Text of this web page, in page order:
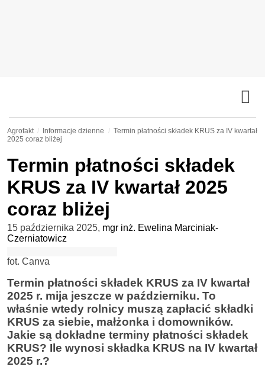
Agrofakt Informacje dzienne
Termin płatności składek KRUS za IV kwartał
2025 coraz bliżej
Termin płatności składek
KRUS za IV kwartał 2025
coraz bliżej
15 października 2025, mgr inż. Ewelina Marciniak-
Czerniatowicz
fot. Canva
Termin płatności składek KRUS za IV kwartał
2025 r. mija jeszcze w październiku. To
właśnie wtedy rolnicy muszą zapłacić składki
KRUS za siebie, małżonka i domowników.
Jakie są dokładne terminy płatności składek
KRUS? Ile wynosi składka KRUS na IV kwartał
2025 r.?